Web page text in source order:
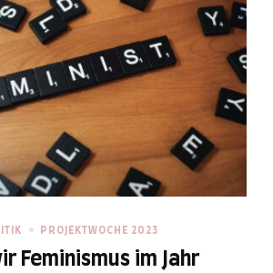
PROJEKTWOCHE 2023
Feminismus im Jahr